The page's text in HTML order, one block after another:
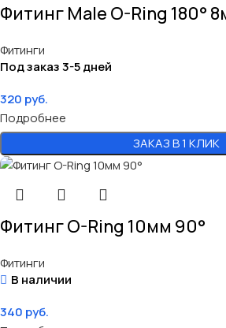
Фитинг Male O-Ring 180°
Фитинги
Под заказ 3-5 дней
320 руб.
Подробнее
ЗАКАЗ В 1 КЛИК
Фитинг O-Ring 10мм 90°
Фитинги
В наличии
340 руб.